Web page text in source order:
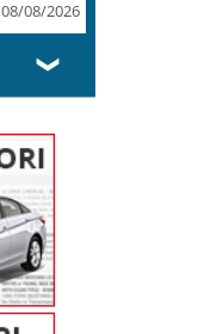
il 07/08/2026